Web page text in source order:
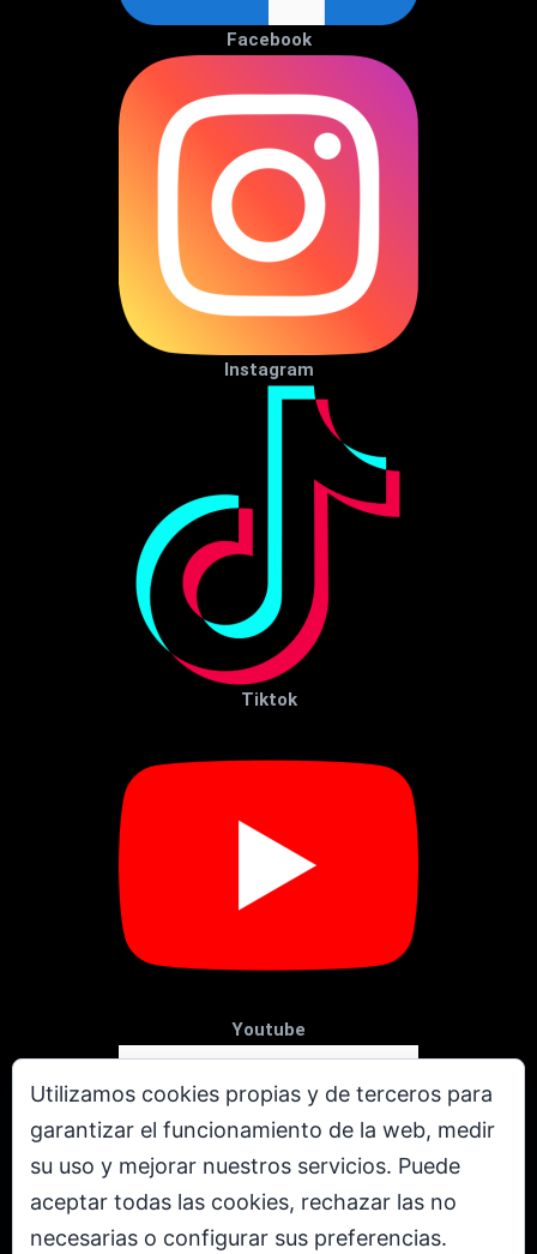
Utilizamos cookies propias y de terceros para
garantizar el funcionamiento de la web, medir
su uso y mejorar nuestros servicios. Puede
aceptar todas las cookies, rechazar las no
necesarias o configurar sus preferencias.
Facebook
Instagram
Tiktok
Youtube